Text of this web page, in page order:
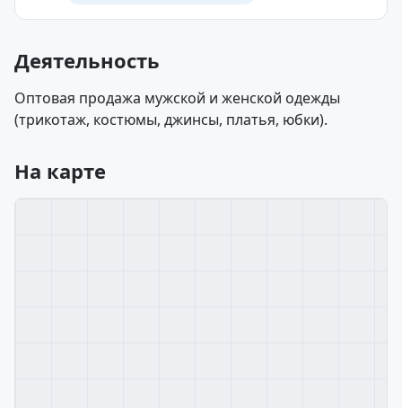
Деятельность
Оптовая продажа мужской и женской одежды
(трикотаж, костюмы, джинсы, платья, юбки).
На карте